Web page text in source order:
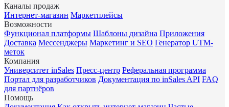
Каналы продаж
Интернет-магазин Маркетплейсы
Возможности
Функционал платформы Шаблоны дизайна Приложения
Доставка Мессенджеры Маркетинг и SEO Генератор UTM-
меток
Компания
Университет inSales Пресс-центр Реферальная программа
Портал для разработчиков Документация по inSales API FAQ
для партнёров
Помощь